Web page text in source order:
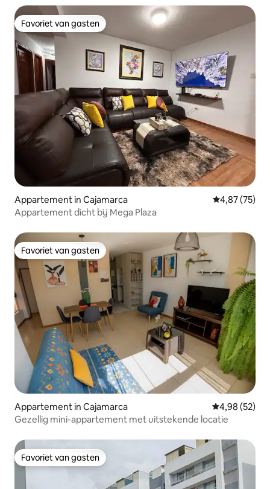
Favoriet van gasten
Favoriet van gasten
Appartement in Cajamarca Gemiddelde
4,87 (75)
Appartement dicht bij Mega Plaza
Favoriet van gasten
Favoriet van gasten
Appartement in Cajamarca Gemiddelde
4,98 (52)
Gezellig mini-appartement met uitstekende locatie
Favoriet van gasten
Favoriet van gasten